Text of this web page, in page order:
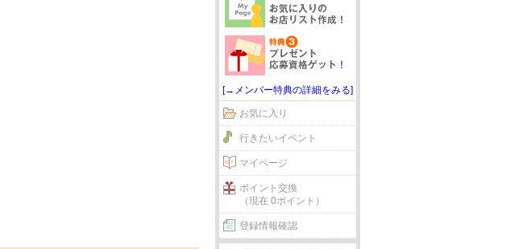
[→メンバー特典の詳細をみる]
お気に入り
行きたいイベント
マイページ
ポイント交換
（現在 0ポイント）
登録情報確認